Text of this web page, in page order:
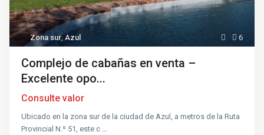
6
Zona sur,Azul
Complejo de cabañas en venta –
Excelente opo...
Consulte valor
Ubicado en la zona sur de la ciudad de Azul, a metros de la Ruta
Provincial N.º 51, este c ...